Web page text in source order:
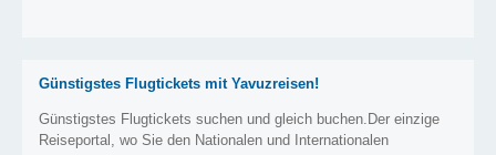
Günstigstes Flugtickets mit Yavuzreisen!
Günstigstes Flugtickets suchen und gleich buchen.Der einzige
Reiseportal, wo Sie den Nationalen und Internationalen